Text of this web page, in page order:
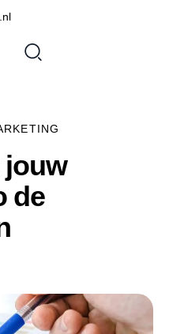
jouw
de